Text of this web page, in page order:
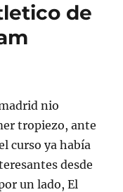
de
tropiezo, ante
curso ya había
desde
un lado, El